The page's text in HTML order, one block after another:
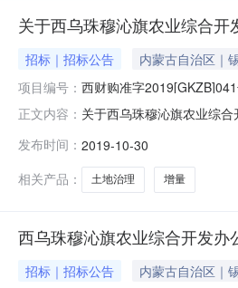
关于西乌珠穆沁旗农业综合
招标｜招标公告
内蒙古自治区｜
项目编号： 西财购准字
正文内容： 关于西乌珠穆沁旗农业综
（http://www.nmgp.gov.cn
发布时间： 2019-10-30
相关产品：
土地治理 增量
西乌珠穆沁旗农业综合开发
招标｜招标公告
内蒙古自治区｜